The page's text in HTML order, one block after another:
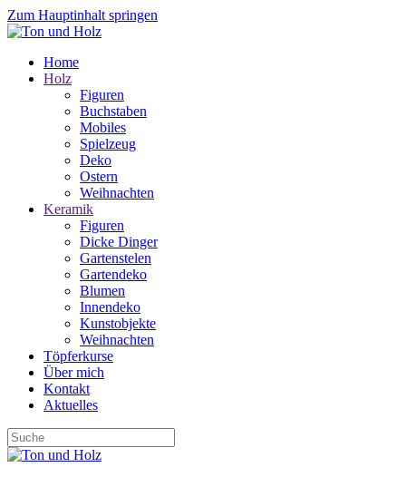
Zum Hauptinhalt springen
Home
Holz
Figuren
Buchstaben
Mobiles
Spielzeug
Deko
Ostern
Weihnachten
Keramik
Figuren
Dicke Dinger
Gartenstelen
Gartendeko
Blumen
Innendeko
Kunstobjekte
Weihnachten
Töpferkurse
Über mich
Kontakt
Aktuelles